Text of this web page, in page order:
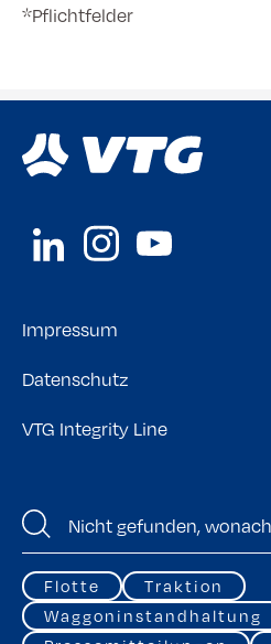
*Pflichtfelder
Impressum
Datenschutz
VTG Integrity Line
Flotte
Traktion
Waggoninstandhaltung